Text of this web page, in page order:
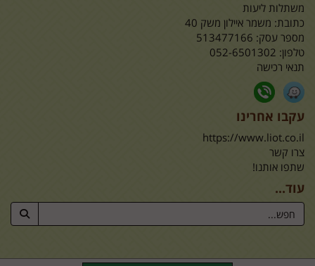
משתלות ליעות
כתובת: משמר איילון משק 40
מספר עסק: 513477166
טלפון: 052-6501302
תנאי רכישה
עקבו אחרינו
https://www.liot.co.il
צרו קשר
שתפו אותנו!
עוד...